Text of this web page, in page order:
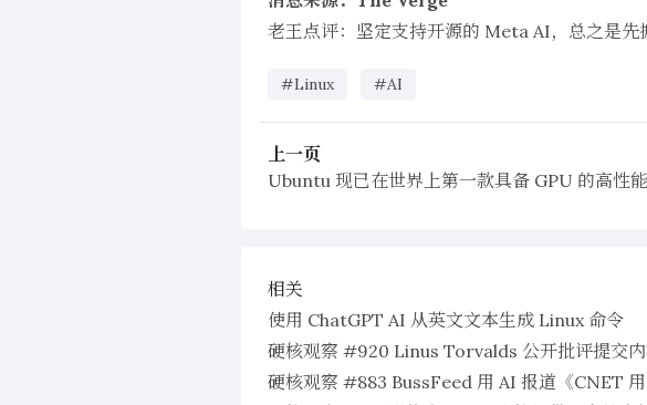
老王点评：坚定支持开源的 Meta AI，总之是先
#Linux #AI
上一页
Ubuntu 现已在世界上第一款具备 GPU 的高性
相关
使用 ChatGPT AI 从英文文本生成 Linux 命令
硬核观察 #920 Linus Torvalds 公开批评提交
硬核观察 #883 BussFeed 用 AI 报道《CNET 用